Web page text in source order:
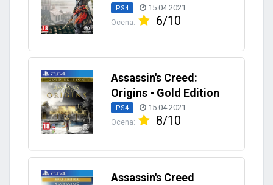
PS4 15.04.2021
Ocena: 6/10
Assassin's Creed:
Origins - Gold Edition
PS4 15.04.2021
Ocena: 8/10
Assassin's Creed